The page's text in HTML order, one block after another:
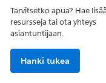
Tarvitsetko apua? Hae
resursseja tai ota yhteys
asiantuntijaan.
Hanki tukea